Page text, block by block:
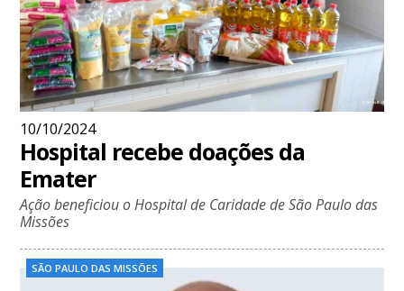
10/10/2024
Hospital recebe doações da
Emater
Ação beneficiou o Hospital de Caridade de São Paulo das
Missões
SÃO PAULO DAS MISSÕES